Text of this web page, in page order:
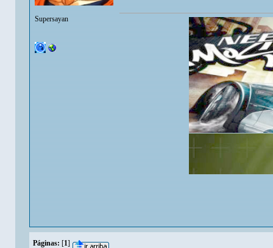
Supersayan
Páginas: [1]